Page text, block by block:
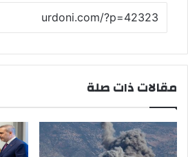
مقالات ذات صلة